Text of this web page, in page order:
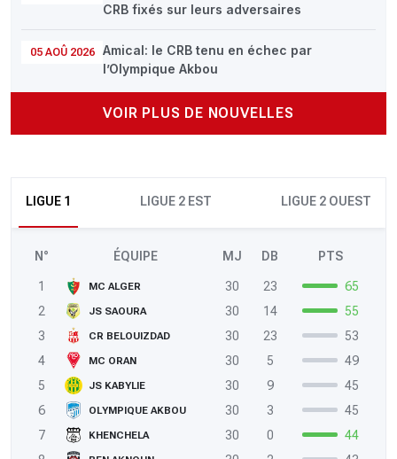
CRB fixés sur leurs adversaires
05 AOÛ 2026
Amical: le CRB tenu en échec par
l’Olympique Akbou
VOIR PLUS DE NOUVELLES
LIGUE 1 LIGUE 2 EST LIGUE 2 OUEST
N° ÉQUIPE MJ DB PTS
1 MC ALGER 30 23
65
2
JS SAOURA 30 14
55
3
CR BELOUIZDAD 30 23
53
4
MC ORAN 30 5
49
5
JS KABYLIE 30 9
45
6
OLYMPIQUE AKBOU 30 3
45
7
KHENCHELA 30 0
44